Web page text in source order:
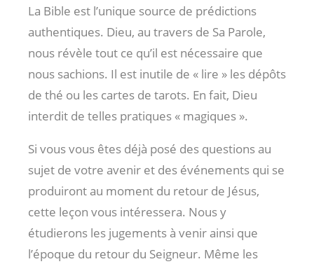
La Bible est l’unique source de prédictions
authentiques. Dieu, au travers de Sa Parole,
nous révèle tout ce qu’il est nécessaire que
nous sachions. Il est inutile de « lire » les dépôts
de thé ou les cartes de tarots. En fait, Dieu
interdit de telles pratiques « magiques ».
Si vous vous êtes déjà posé des questions au
sujet de votre avenir et des événements qui se
produiront au moment du retour de Jésus,
cette leçon vous intéressera. Nous y
étudierons les jugements à venir ainsi que
l’époque du retour du Seigneur. Même les